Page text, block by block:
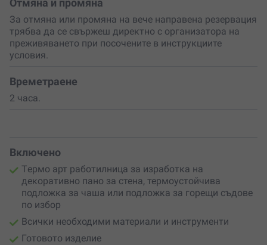
декоративно пано за стена, термоустойчива подложка
за чаша или практична подложка за горещи съдове.
Готовото творение може да бъде допълнително
оцветено и лакирано, за да се превърне вкрасив
акцент за дома
Избери ваучер за „Heat & Create“ и подари
преживяване, което оставя следа
Отмяна и промяна
За отмяна или промяна на вече направена резервация
трябва да се свържеш директно с организатора на
преживяването при посочените в инструкциите
условия.
Времетраене
2 часа.
Включено
Tермо арт работилница за изработка на
декоративно пано за стена, термоустойчива
подложка за чаша или подложка за горещи съдове
по избор
Всички необходими материали и инструменти
Готовото изделие